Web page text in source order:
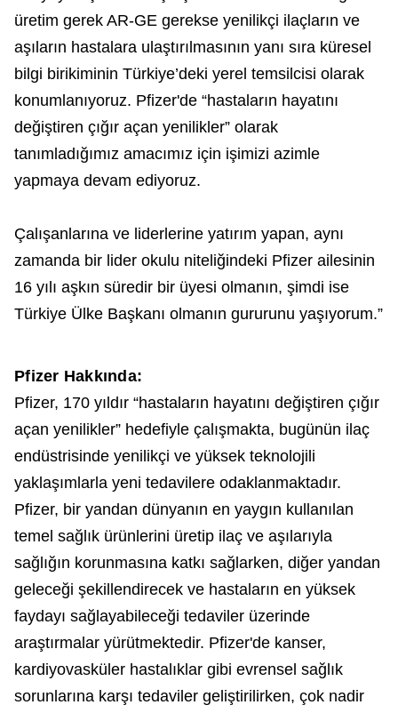
üretim gerek AR-GE gerekse yenilikçi ilaçların ve
aşıların hastalara ulaştırılmasının yanı sıra küresel
bilgi birikiminin Türkiye’deki yerel temsilcisi olarak
konumlanıyoruz. Pfizer'de “hastaların hayatını
değiştiren çığır açan yenilikler” olarak
tanımladığımız amacımız için işimizi azimle
yapmaya devam ediyoruz.
Çalışanlarına ve liderlerine yatırım yapan, aynı
zamanda bir lider okulu niteliğindeki Pfizer ailesinin
16 yılı aşkın süredir bir üyesi olmanın, şimdi ise
Türkiye Ülke Başkanı olmanın gururunu yaşıyorum.”
Pfizer Hakkında:
Pfizer, 170 yıldır “hastaların hayatını değiştiren çığır
açan yenilikler” hedefiyle çalışmakta, bugünün ilaç
endüstrisinde yenilikçi ve yüksek teknolojili
yaklaşımlarla yeni tedavilere odaklanmaktadır.
Pfizer, bir yandan dünyanın en yaygın kullanılan
temel sağlık ürünlerini üretip ilaç ve aşılarıyla
sağlığın korunmasına katkı sağlarken, diğer yandan
geleceği şekillendirecek ve hastaların en yüksek
faydayı sağlayabileceği tedaviler üzerinde
araştırmalar yürütmektedir. Pfizer'de kanser,
kardiyovasküler hastalıklar gibi evrensel sağlık
sorunlarına karşı tedaviler geliştirilirken, çok nadir